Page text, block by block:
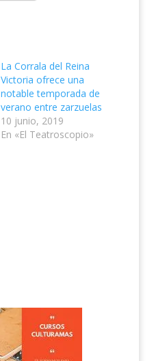
La Corrala del Reina
Victoria ofrece una
notable temporada de
verano entre zarzuelas
10 junio, 2019
En «El Teatroscopio»